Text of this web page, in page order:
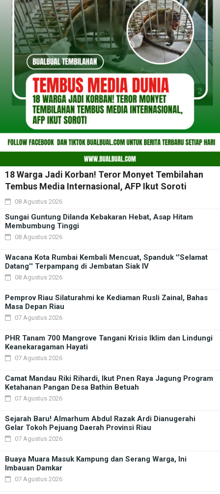
18 Warga Jadi Korban! Teror Monyet Tembilahan
Tembus Media Internasional, AFP Ikut Soroti
08 Agustus 2026
Sungai Guntung Dilanda Kebakaran Hebat, Asap Hitam
Membumbung Tinggi
08 Agustus 2026
Wacana Kota Rumbai Kembali Mencuat, Spanduk ''Selamat
Datang'' Terpampang di Jembatan Siak IV
08 Agustus 2026
Pemprov Riau Silaturahmi ke Kediaman Rusli Zainal, Bahas
Masa Depan Riau
07 Agustus 2026
PHR Tanam 700 Mangrove Tangani Krisis Iklim dan Lindungi
Keanekaragaman Hayati
07 Agustus 2026
Camat Mandau Riki Rihardi, Ikut Pnen Raya Jagung Program
Ketahanan Pangan Desa Bathin Betuah
07 Agustus 2026
Sejarah Baru! Almarhum Abdul Razak Ardi Dianugerahi
Gelar Tokoh Pejuang Daerah Provinsi Riau
07 Agustus 2026
Buaya Muara Masuk Kampung dan Serang Warga, Ini
Imbauan Damkar
07 Agustus 2026